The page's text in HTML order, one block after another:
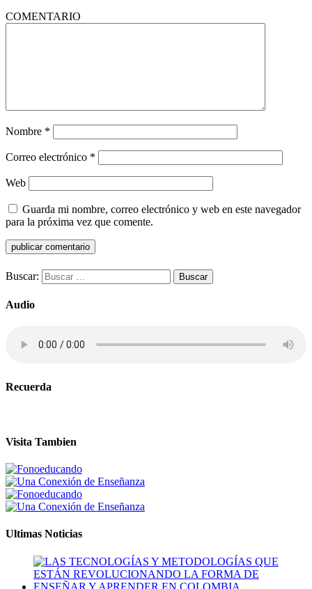
COMENTARIO
Nombre *
Correo electrónico *
Web
Guarda mi nombre, correo electrónico y web en este navegador
para la próxima vez que comente.
Buscar:
Audio
Recuerda
Visita Tambien
Ultimas Noticias